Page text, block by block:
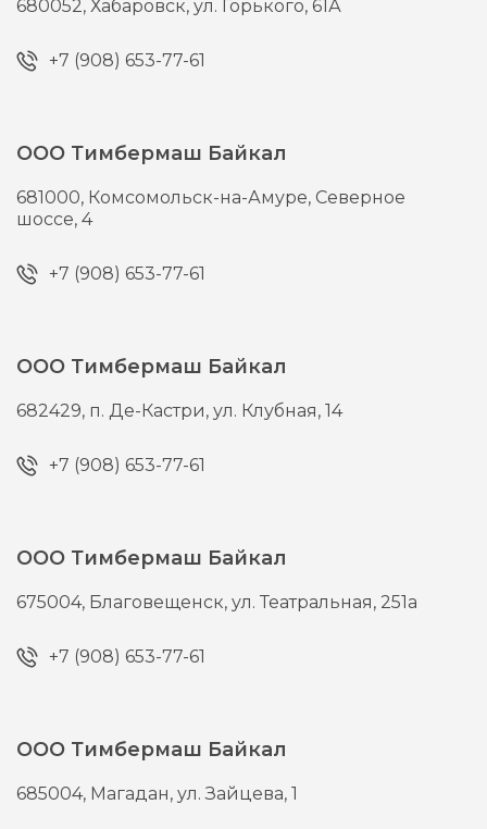
680052,Хабаровск,ул. Горького, 61А
+7 (908) 653-77-61
ООО Тимбермаш Байкал
681000, Комсомольск-на-Амуре, Северное
шоссе, 4
+7 (908) 653-77-61
ООО Тимбермаш Байкал
682429, п. Де-Кастри,ул. Клубная, 14
+7 (908) 653-77-61
ООО Тимбермаш Байкал
675004, Благовещенск,ул. Театральная, 251а
+7 (908) 653-77-61
ООО Тимбермаш Байкал
685004, Магадан,ул. Зайцева, 1